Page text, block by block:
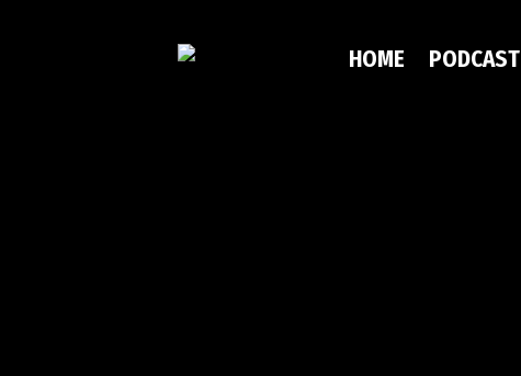
HOME PODCAST